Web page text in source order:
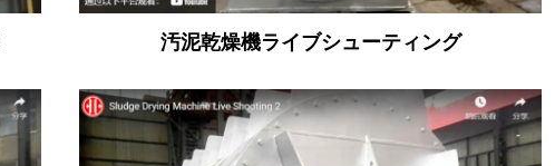
汚泥乾燥機ライブシューティング